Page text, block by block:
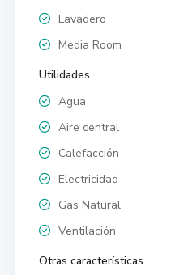
Lavadero
Media Room
Utilidades
Agua
Aire central
Calefacción
Electricidad
Gas Natural
Ventilación
Otras características